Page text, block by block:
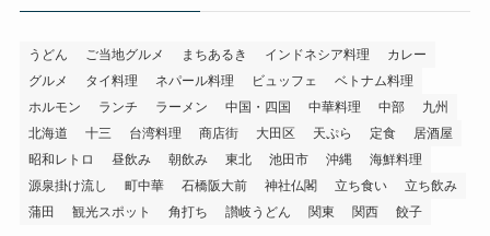
うどん ご当地グルメ まちあるき インドネシア料理
カレー
グルメ
タイ料理 ネパール料理 ビュッフェ
ベトナム料理
ホルモン
ランチ ラーメン 中国・四国 中華料理 中部
九州
北海道
十三 台湾料理 商店街 大田区 天ぷら 定食
居酒屋
昭和レトロ
昼飲み 朝飲み 東北 池田市 沖縄
海鮮料理
源泉掛け流し
町中華 石橋阪大前 神社仏閣 立ち食い
立ち飲み
蒲田
観光スポット 角打ち 讃岐うどん 関東 関西 餃子